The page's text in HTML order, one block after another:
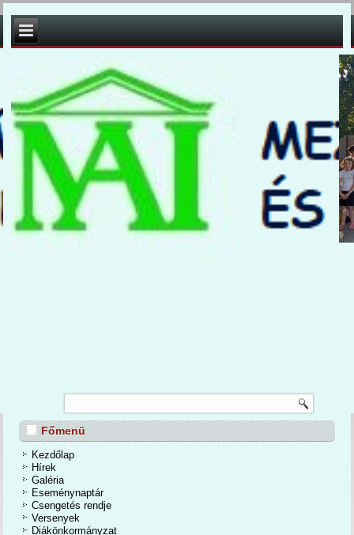
TANÉVZÁRÓ
Iskola és Alapfokú Művészeti Iskolában 2026. június 24-én a tanévzáró
is befejeződött a 2025/2026-os tanév. Egy mozgalmas, eseményekben
zártunk. A kihívások mellett számtalan élmények, közös programok,
tanulmányi eredmények tették igazán emlékezetessé a tanévet.
Főmenü
Kezdőlap
Hírek
Galéria
Eseménynaptár
Csengetés rendje
Versenyek
Diákönkormányzat